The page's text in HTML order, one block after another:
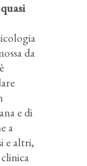
da
e di
a
e altri,